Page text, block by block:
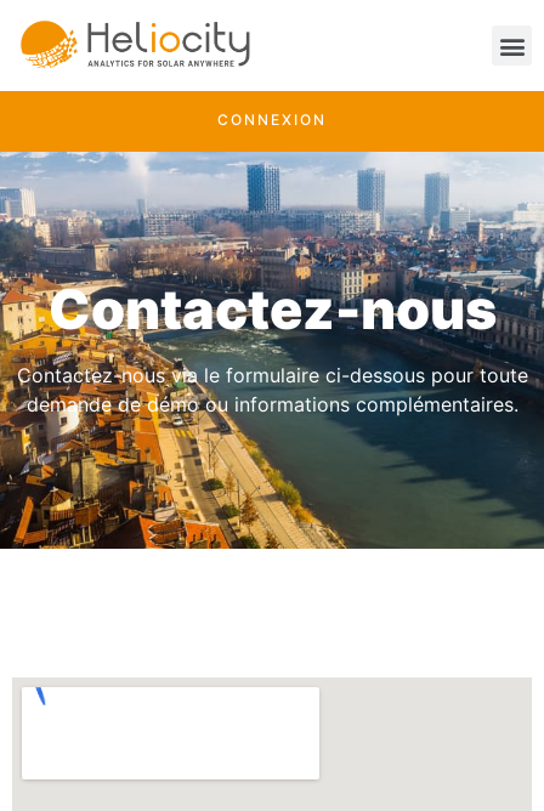
CONNEXION
Contactez-nous
Contactez-nous via le formulaire ci-dessous pour toute
demande de démo ou informations complémentaires.